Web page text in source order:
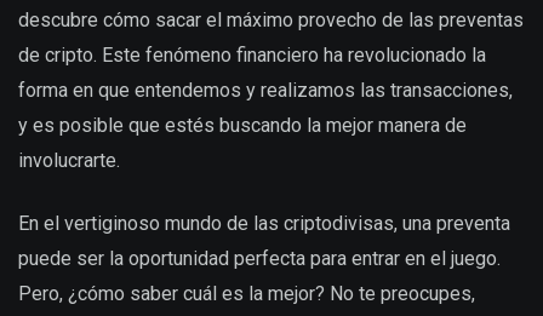
descubre cómo sacar el máximo provecho de las preventas
de cripto. Este fenómeno financiero ha revolucionado la
forma en que entendemos y realizamos las transacciones,
y es posible que estés buscando la mejor manera de
involucrarte.
En el vertiginoso mundo de las criptodivisas, una preventa
puede ser la oportunidad perfecta para entrar en el juego.
Pero, ¿cómo saber cuál es la mejor? No te preocupes,